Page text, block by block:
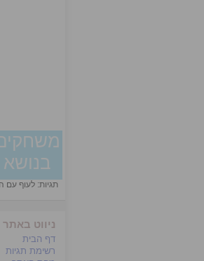
בנושא
תגיות: לעוף עם
ניווט באתר
דף הבית
רשימת תגיות